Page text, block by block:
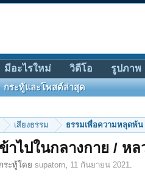
เสียงธรรม ธรรมเพื่อความหลุดพ้น
าไปในกลางกาย / ห
ระทู้โดย supatorn, 11 กันยายน 2021.
→ 42 ถัดไป >
กระทู้และโพสต์ล่าสุด
มีอะไรใหม่ วิดีโอ รูปภาพ